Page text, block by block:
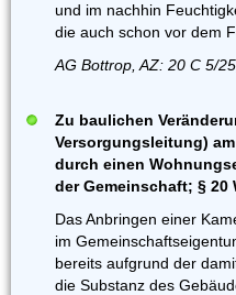
und im nachhin
die auch schon vor dem
AG Bottrop, AZ: 20 C 5/
Zu baulichen
Versorgungsleitung)
durch einen
der Gemeinschaft; § 20
Das Anbringen einer
im
bereits aufgrund der
die Substanz des